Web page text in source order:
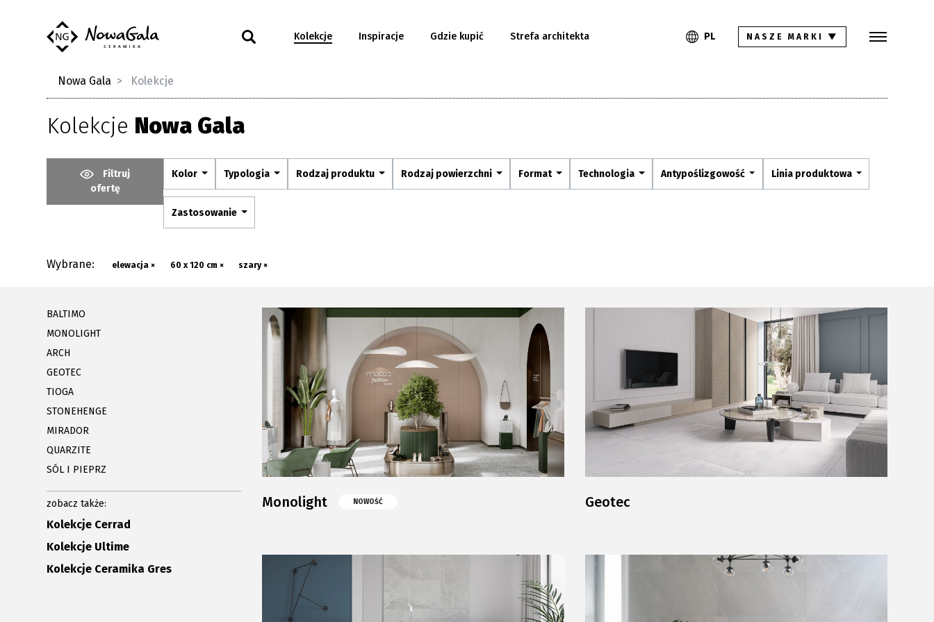
PL
Kolekcje Inspiracje Gdzie kupić Strefa architekta PL NASZE MARKI ▼
Nowa Gala Kolekcje
Kolekcje Nowa Gala
Filtruj
ofertę
Kolor Typologia Rodzaj produktu Rodzaj powierzchni Format Technologia Antypoślizgowość Linia produktowa
Zastosowanie
Wybrane: elewacja × 60 x 120 cm × szary ×
BALTIMO
MONOLIGHT
ARCH
GEOTEC
TIOGA
STONEHENGE
MIRADOR
QUARZITE
SÓL I PIEPRZ
zobacz także:
Kolekcje Cerrad
Kolekcje Ultime
Kolekcje Ceramika Gres
Monolight NOWOŚĆ Geotec
Inspiracje
Pliki do pobrania
Strefa architekta
Komunikacja z akcjonariuszami
Relacje inwestorskie
Plan połączenia